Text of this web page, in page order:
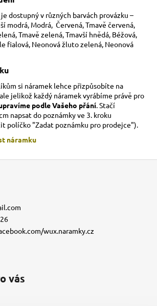
dostupný v různých barvách provázku –
modrá, Modrá, Červená, Tmavě červená,
Tmavě zelená, Tmavší hnědá, Béžová,
fialová, Neonová žluto zelená, Neonová
si náramek lehce přizpůsobíte na
ale jelikož každý náramek vyrábíme právě pro
podle Vašeho přání . Stačí
napsat do poznámky ve 3. kroku
políčko "Zadat poznámku pro prodejce").
náramku
wux.naramky.cz
vás